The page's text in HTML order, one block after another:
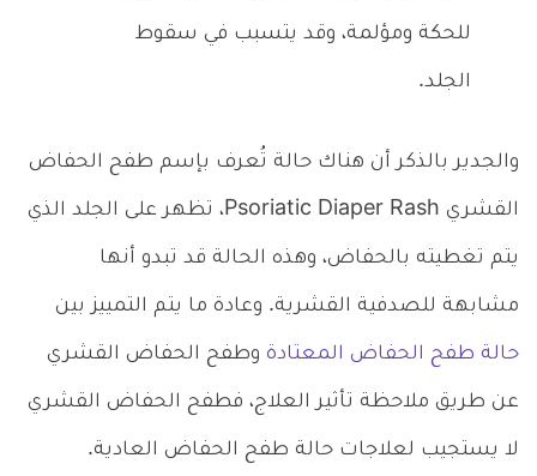
للحكة ومؤلمة، وقد يتسبب في سقوط
الجلد.
والجدير بالذكر أن هناك حالة تُعرف بإسم طفح الحفاض
القشري Psoriatic Diaper Rash، تظهر على الجلد الذي
يتم تغطيته بالحفاض، وهذه الحالة قد تبدو أنها
مشابهة للصدفية القشرية. وعادة ما يتم التمييز بين
حالة طفح الحفاض المعتادة وطفح الحفاض القشري
عن طريق ملاحظة تأثير العلاج، فطفح الحفاض القشري
لا يستجيب لعلاجات حالة طفح الحفاض العادية.